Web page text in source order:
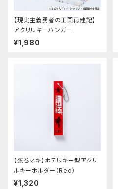
【現実主義勇者の王国再建記】
アクリルキーハンガー
¥1,980
【弦巻マキ】ホテルキー型アクリ
ルキーホルダー（Red）
¥1,320